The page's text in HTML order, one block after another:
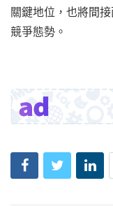
關鍵地位，也將間
競爭態勢。